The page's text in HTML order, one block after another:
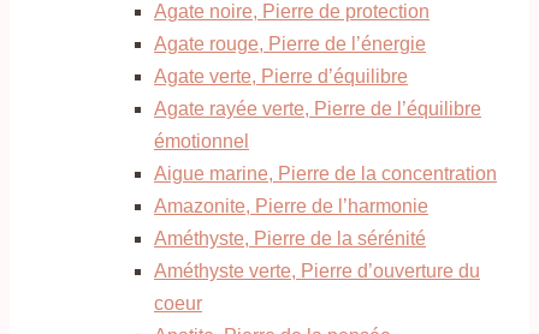
Agate noire, Pierre de protection
Agate rouge, Pierre de l’énergie
Agate verte, Pierre d’équilibre
Agate rayée verte, Pierre de l’équilibre
émotionnel
Aigue marine, Pierre de la concentration
Amazonite, Pierre de l’harmonie
Améthyste, Pierre de la sérénité
Améthyste verte, Pierre d’ouverture du
coeur